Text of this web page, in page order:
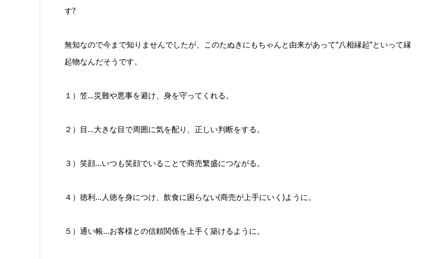
す?
無知なので今まで知りませんでしたが、このたぬきにもちゃんと由来があって“八相縁起”といって縁
起物なんだそうです。
１）笠…災難や悪事を避け、身を守ってくれる。
２）目…大きな目で周囲に気を配り、正しい判断をする。
３）笑顔…いつも笑顔でいることで商売繁盛につながる。
４）徳利…人徳を身につけ、飲食に困らない(商売が上手にいく)ように。
５）通い帳…お客様との信頼関係を上手く築けるように。